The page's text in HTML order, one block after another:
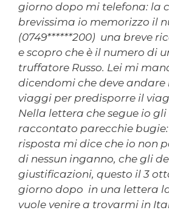
giorno dopo mi telefona: la
brevissima io memorizzo il
(0749******200) una breve
e scopro che è il numero di
truffatore Russo. Lei mi
dicendomi che deve andare
viaggi per predisporre il
Nella lettera che segue io
raccontato parecchie
risposta mi dice che io non
di nessun inganno, che gli
giustificazioni, questo il 3
giorno dopo in una lettera
vuole venire a trovarmi in